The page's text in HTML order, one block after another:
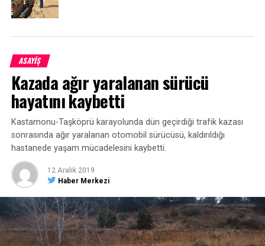
ASAYİŞ
Kazada ağır yaralanan sürücü
hayatını kaybetti
Kastamonu-Taşköprü karayolunda dün geçirdiği trafik kazası
sonrasında ağır yaralanan otomobil sürücüsü, kaldırıldığı
hastanede yaşam mücadelesini kaybetti.
12 Aralık 2019
Haber Merkezi